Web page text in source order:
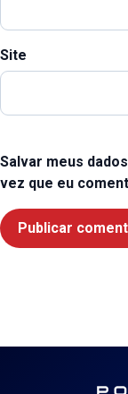
Site
Salvar meus
vez que eu